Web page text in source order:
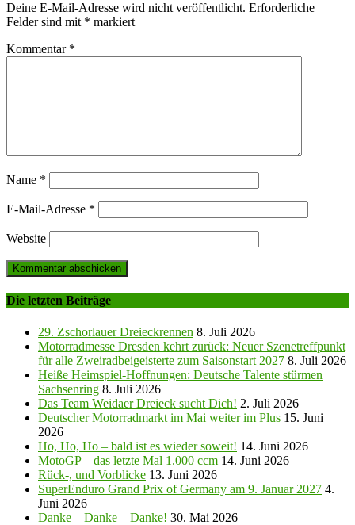
Deine E-Mail-Adresse wird nicht veröffentlicht. Erforderliche
Felder sind mit * markiert
Kommentar *
Name *
E-Mail-Adresse *
Website
Die letzten Beiträge
29. Zschorlauer Dreieckrennen 8. Juli 2026
Motorradmesse Dresden kehrt zurück: Neuer Szenetreffpunkt
für alle Zweiradbeigeisterte zum Saisonstart 2027 8. Juli 2026
Heiße Heimspiel-Hoffnungen: Deutsche Talente stürmen
Sachsenring 8. Juli 2026
Das Team Weidaer Dreieck sucht Dich! 2. Juli 2026
Deutscher Motorradmarkt im Mai weiter im Plus 15. Juni
2026
Ho, Ho, Ho – bald ist es wieder soweit! 14. Juni 2026
MotoGP – das letzte Mal 1.000 ccm 14. Juni 2026
Rück-, und Vorblicke 13. Juni 2026
SuperEnduro Grand Prix of Germany am 9. Januar 2027 4.
Juni 2026
Danke – Danke – Danke! 30. Mai 2026